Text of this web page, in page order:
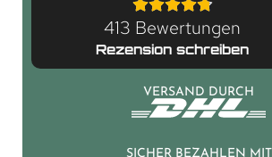
413 Bewertungen
Rezension schreiben
VERSAND DURCH
SICHER BEZAHLEN MIT